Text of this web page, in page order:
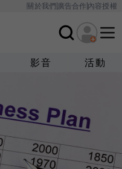
關於我們廣告合作內容授權
影音 活動